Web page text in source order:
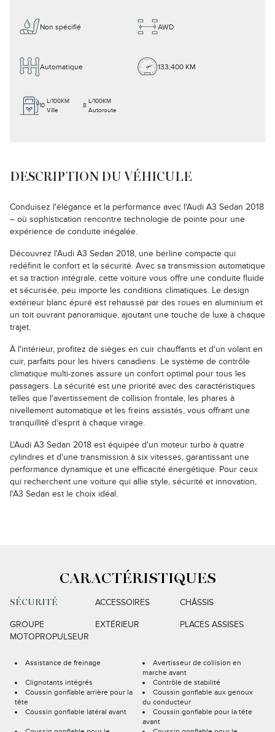
Non spécifié AWD
Automatique 133,400 KM
10
L/100KM
Ville
8
L/100KM
Autoroute
DESCRIPTION DU VÉHICULE
Conduisez l'élégance et la performance avec l'Audi A3 Sedan 2018
– où sophistication rencontre technologie de pointe pour une
expérience de conduite inégalée.
Découvrez l'Audi A3 Sedan 2018, une berline compacte qui
redéfinit le confort et la sécurité. Avec sa transmission automatique
et sa traction intégrale, cette voiture vous offre une conduite fluide
et sécurisée, peu importe les conditions climatiques. Le design
extérieur blanc épuré est rehaussé par des roues en aluminium et
un toit ouvrant panoramique, ajoutant une touche de luxe à chaque
trajet.
À l'intérieur, profitez de sièges en cuir chauffants et d'un volant en
cuir, parfaits pour les hivers canadiens. Le système de contrôle
climatique multi-zones assure un confort optimal pour tous les
passagers. La sécurité est une priorité avec des caractéristiques
telles que l'avertissement de collision frontale, les phares à
nivellement automatique et les freins assistés, vous offrant une
tranquillité d'esprit à chaque virage.
L'Audi A3 Sedan 2018 est équipée d'un moteur turbo à quatre
cylindres et d'une transmission à six vitesses, garantissant une
performance dynamique et une efficacité énergétique. Pour ceux
qui recherchent une voiture qui allie style, sécurité et innovation,
l'A3 Sedan est le choix idéal.
CARACTÉRISTIQUES
SÉCURITÉ ACCESSOIRES CHÂSSIS
GROUPE
MOTOPROPULSEUR
EXTÉRIEUR PLACES ASSISES
Assistance de freinage
Avertisseur de collision en
marche avant
Clignotants intégrés
Contrôle de stabilité
Coussin gonflable arrière pour la
tête
Coussin gonflable aux genoux
du conducteur
Coussin gonflable latéral avant
Coussin gonflable pour la tête
avant